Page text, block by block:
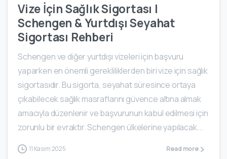
Vize İçin Sağlık Sigortası |
Schengen & Yurtdışı Seyahat
Sigortası Rehberi
Schengen ve diğer yurtdışı vizeleri için başvuru
yaparken en önemli gerekliliklerden biri vize için sağlık
sigortasıdır. Bu sigorta, seyahat süresince ortaya
çıkabilecek sağlık masraflarını güvence altına almak
amacıyla düzenlenir ve başvurunun kabul edilmesi için
zorunlu bir evraktır. Schengen ülkelerine yapılacak...
11 Kasım 2025 Read more